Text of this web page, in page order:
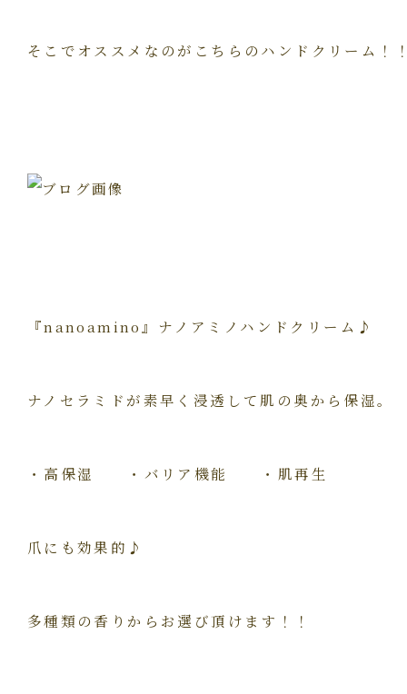
そこでオススメなのがこちらのハンドクリーム！
『nanoamino』ナノアミノハンドクリーム♪
ナノセラミドが素早く浸透して肌の奥から保湿。
・高保湿 ・バリア機能 ・肌再生
爪にも効果的♪
多種類の香りからお選び頂けます！！